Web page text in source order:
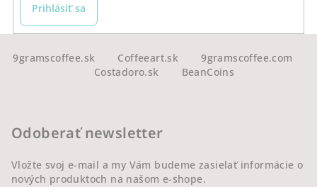
Prihlásiť sa
9gramscoffee.sk Coffeeart.sk
9gramscoffee.com
Costadoro.sk
BeanCoins
Odoberať newsletter
Vložte svoj e-mail a my Vám budeme zasielať informácie o
nových produktoch na našom e-shope.